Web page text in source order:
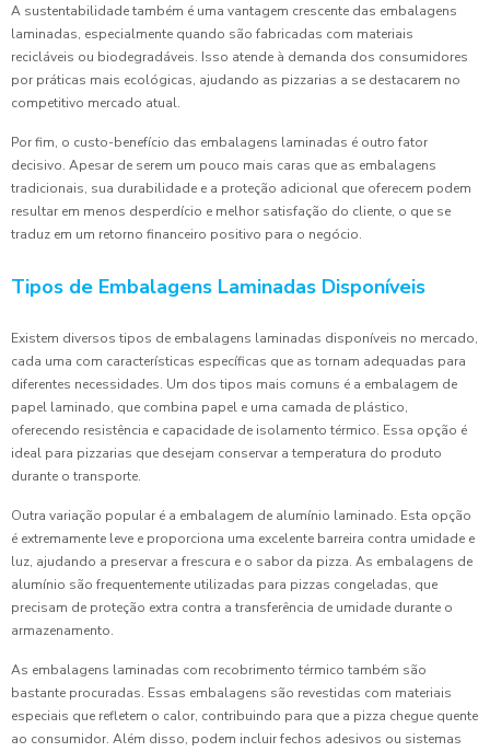
A sustentabilidade também é uma vantagem crescente das embalagens
laminadas, especialmente quando são fabricadas com materiais
recicláveis ou biodegradáveis. Isso atende à demanda dos consumidores
por práticas mais ecológicas, ajudando as pizzarias a se destacarem no
competitivo mercado atual.
Por fim, o custo-benefício das embalagens laminadas é outro fator
decisivo. Apesar de serem um pouco mais caras que as embalagens
tradicionais, sua durabilidade e a proteção adicional que oferecem podem
resultar em menos desperdício e melhor satisfação do cliente, o que se
traduz em um retorno financeiro positivo para o negócio.
Tipos de Embalagens Laminadas Disponíveis
Existem diversos tipos de embalagens laminadas disponíveis no mercado,
cada uma com características específicas que as tornam adequadas para
diferentes necessidades. Um dos tipos mais comuns é a embalagem de
papel laminado, que combina papel e uma camada de plástico,
oferecendo resistência e capacidade de isolamento térmico. Essa opção é
ideal para pizzarias que desejam conservar a temperatura do produto
durante o transporte.
Outra variação popular é a embalagem de alumínio laminado. Esta opção
é extremamente leve e proporciona uma excelente barreira contra umidade e
luz, ajudando a preservar a frescura e o sabor da pizza. As embalagens de
alumínio são frequentemente utilizadas para pizzas congeladas, que
precisam de proteção extra contra a transferência de umidade durante o
armazenamento.
As embalagens laminadas com recobrimento térmico também são
bastante procuradas. Essas embalagens são revestidas com materiais
especiais que refletem o calor, contribuindo para que a pizza chegue quente
ao consumidor. Além disso, podem incluir fechos adesivos ou sistemas